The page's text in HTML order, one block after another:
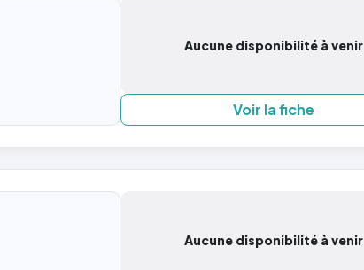
Aucune disponibilité à venir
Voir la fiche
Aucune disponibilité à venir